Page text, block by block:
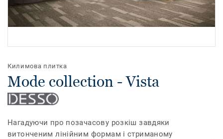
Килимова плитка
Mode collection - Vista
Нагадуючи про позачасову розкіш завдяки
витонченим лінійним формам і стриманому